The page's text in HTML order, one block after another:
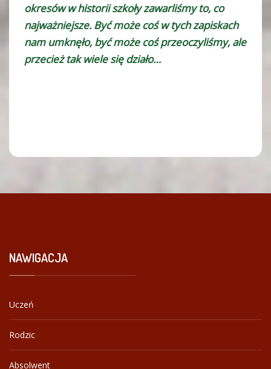
okresów w historii szkoły zawarliśmy to, co
najważniejsze. Być może coś w tych zapiskach
nam umknęło, być może coś przeoczyliśmy, ale
przecież tak wiele się działo…
NAWIGACJA
Uczeń
Rodzic
Absolwent